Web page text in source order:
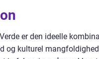
er den ideelle
og kulturel